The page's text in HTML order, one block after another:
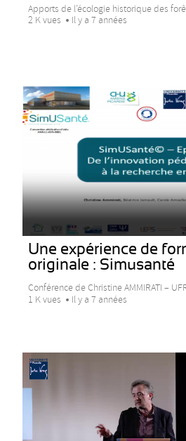
Apports de l’écologie historique des
2 K vues
Il y a 7 années
Une expérience de
originale : Simusanté
Conférence de Christine AMMIRATI –
1 K vues
Il y a 7 années